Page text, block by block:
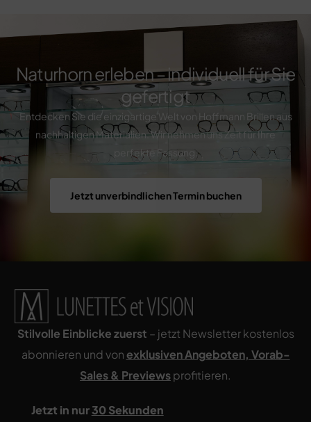
Naturhorn erleben – individuell für Sie
gefertigt
Entdecken Sie die einzigartige Welt von Hoffmann Brillen aus
nachhaltigen Materialien. Wir nehmen uns Zeit für Ihre
perfekte Fassung.
Jetzt unverbindlichen Termin buchen
Stilvolle Einblicke zuerst – jetzt Newsletter kostenlos
abonnieren und vonexklusiven Angeboten, Vorab-
Sales & Previewsprofitieren.
Jetzt in nur30 Sekunden